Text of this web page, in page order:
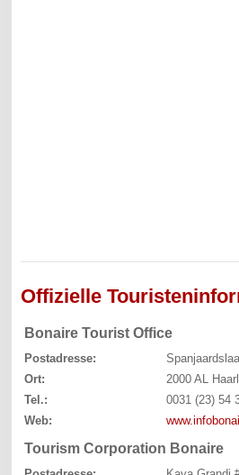
Offizielle
Bonaire Tourist Office
Postadresse:
Ort:
2000 AL
Tel.:
0031 (23) 54
Web:
Tourism Corporation Bonaire